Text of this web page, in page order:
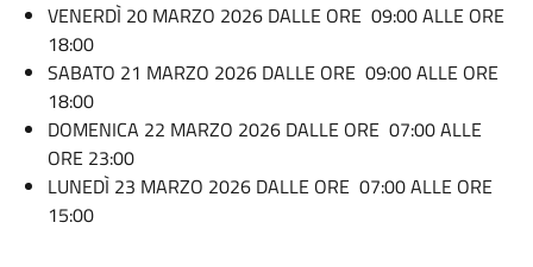
VENERDÌ 20 MARZO 2026 DALLE ORE 09:00 ALLE ORE
18:00
SABATO 21 MARZO 2026 DALLE ORE 09:00 ALLE ORE
18:00
DOMENICA 22 MARZO 2026 DALLE ORE 07:00 ALLE
ORE 23:00
LUNEDÌ 23 MARZO 2026 DALLE ORE 07:00 ALLE ORE
15:00